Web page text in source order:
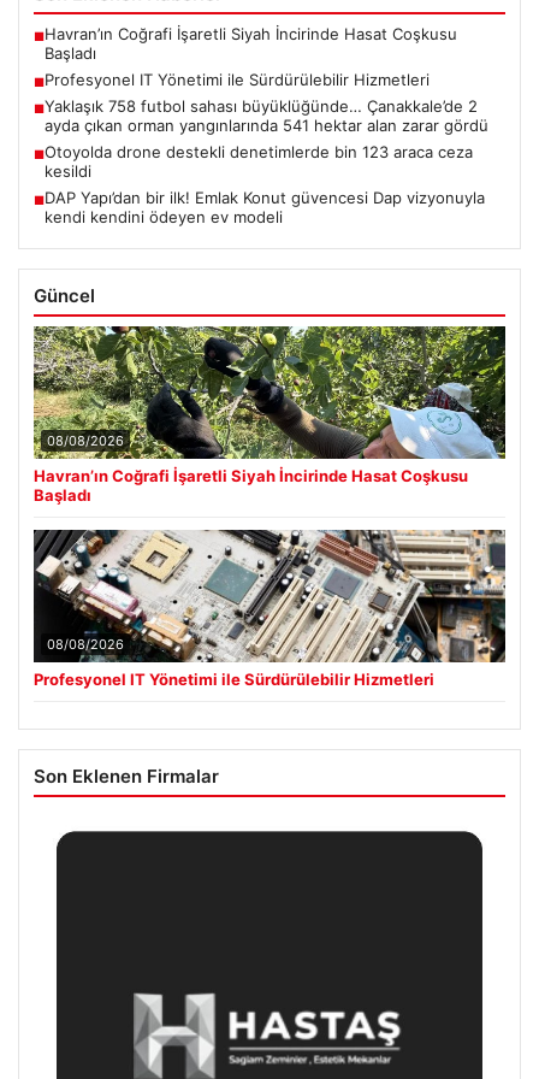
■Havran’ın Coğrafi İşaretli Siyah İncirinde Hasat Coşkusu
Başladı
■Profesyonel IT Yönetimi ile Sürdürülebilir Hizmetleri
■Yaklaşık 758 futbol sahası büyüklüğünde… Çanakkale’de 2
ayda çıkan orman yangınlarında 541 hektar alan zarar gördü
■Otoyolda drone destekli denetimlerde bin 123 araca ceza
kesildi
■DAP Yapı’dan bir ilk! Emlak Konut güvencesi Dap vizyonuyla
kendi kendini ödeyen ev modeli
Güncel
08/08/2026
Havran’ın Coğrafi İşaretli Siyah İncirinde Hasat Coşkusu
Başladı
08/08/2026
Profesyonel IT Yönetimi ile Sürdürülebilir Hizmetleri
Son Eklenen Firmalar